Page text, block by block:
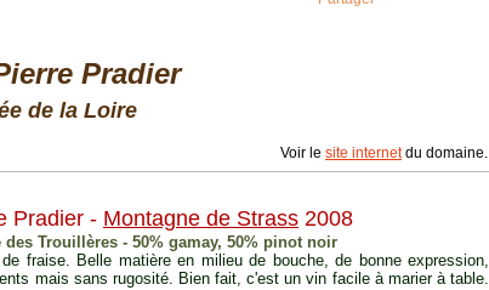
Pradier
de la Loire
Voir le site internetdu domaine.
Pradier - Montagne de Strass 2008
des Trouillères - 50% gamay, 50% pinot noir
fraise. Belle matière en milieu de bouche, de bonne expression,
mais sans rugosité. Bien fait, c'est un vin facile à marier à table.